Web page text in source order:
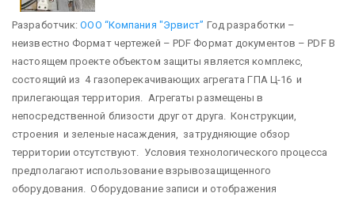
Разработчик:ООО “Компания "Эрвист” Год разработки –
неизвестно Формат чертежей – PDF Формат документов – PDF В
настоящем проекте объектом защиты является комплекс,
состоящий из 4 газоперекачивающих агрегата ГПА Ц-16 и
прилегающая территория. Агрегаты размещены в
непосредственной близости друг от друга. Конструкции,
строения и зеленые насаждения, затрудняющие обзор
территории отсутствуют. Условия технологического процесса
предполагают использование взрывозащищенного
оборудования. Оборудование записи и отображения